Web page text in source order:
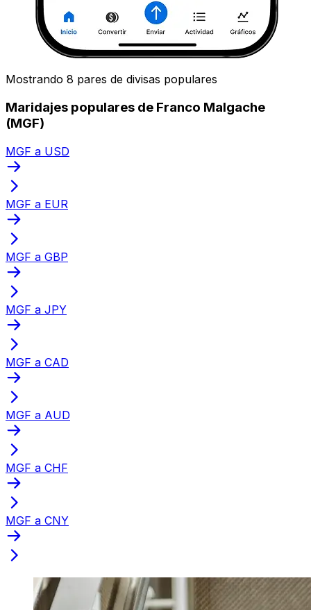
Mostrando 8 pares de divisas populares
Maridajes populares de Franco Malgache
(MGF)
MGF a USD
MGF a EUR
MGF a GBP
MGF a JPY
MGF a CAD
MGF a AUD
MGF a CHF
MGF a CNY